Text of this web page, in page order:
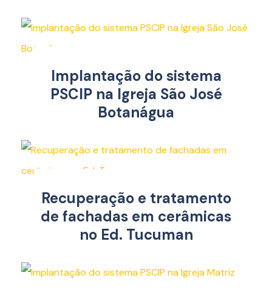
Implantação do sistema
PSCIP na Igreja São José
Botanágua
Recuperação e tratamento
de fachadas em cerâmicas
no Ed. Tucuman